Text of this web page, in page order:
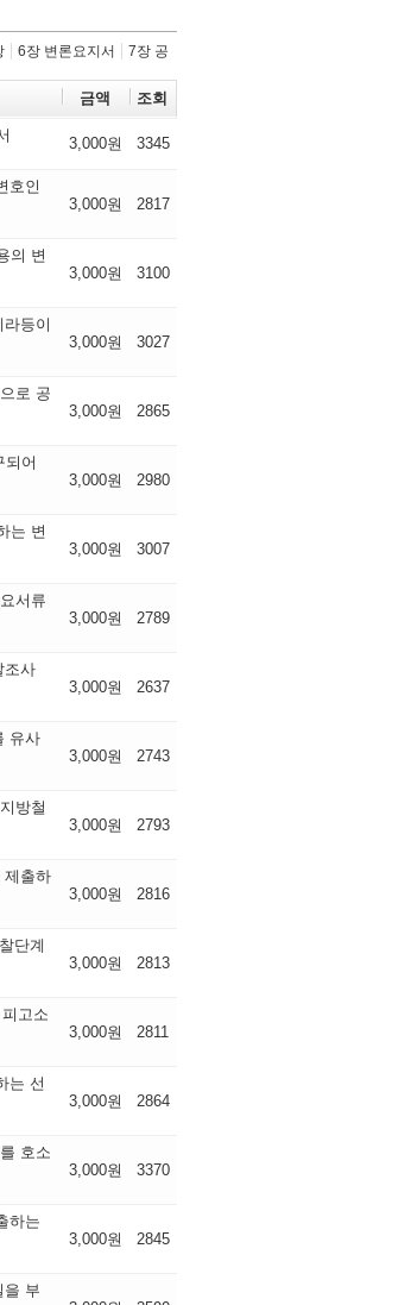
6장 변론요지서
7장 공
금액 조회
3,000원 3345
호인
3,000원 2817
의 변
3,000원 3100
등이
3,000원 3027
로 공
3,000원 2865
되어
3,000원 2980
는 변
3,000원 3007
서류
3,000원 2789
조사
3,000원 2637
유사
3,000원 2743
방철
3,000원 2793
제출하
3,000원 2816
단계
3,000원 2813
고소
3,000원 2811
는 선
3,000원 2864
호소
3,000원 3370
하는
3,000원 2845
을 부